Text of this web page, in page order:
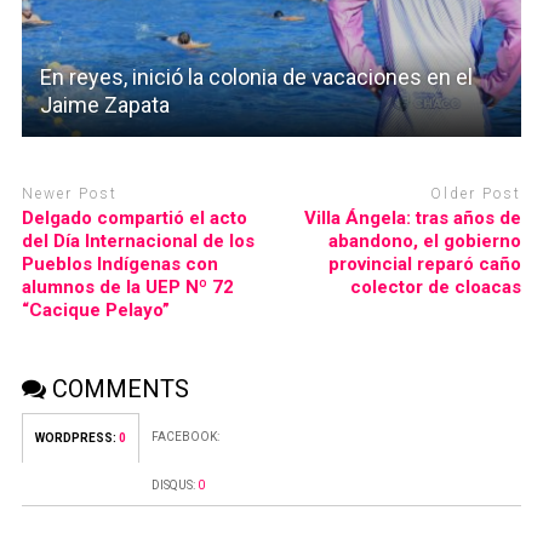
En reyes, inició la colonia de vacaciones en el
Jaime Zapata
Newer Post
Delgado compartió el acto
del Día Internacional de los
Pueblos Indígenas con
alumnos de la UEP Nº 72
“Cacique Pelayo”
Older Post
Villa Ángela: tras años de
abandono, el gobierno
provincial reparó caño
colector de cloacas
COMMENTS
WORDPRESS: 0 FACEBOOK:
DISQUS: 0